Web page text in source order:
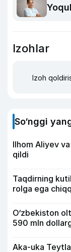
Izohlar
Izoh
So‘nggi
Ilhom Aliyev
qildi
Taqdirning
rolga ega
O‘zbekiston
590 mln
Aka-uka